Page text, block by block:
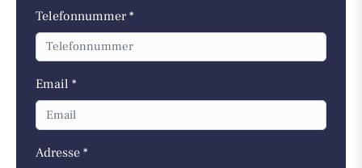
Telefonnummer *
Email *
Adresse *